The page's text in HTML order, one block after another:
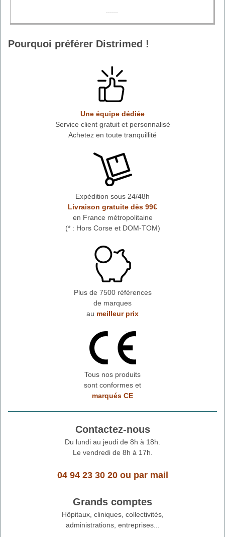
......
Pourquoi préférer Distrimed !
Une équipe dédiée
Service client gratuit et personnalisé
Achetez en toute tranquillité
Expédition sous 24/48h
Livraison gratuite dès 99€
en France métropolitaine
(* : Hors Corse et DOM-TOM)
Plus de 7500 références
de marques
au meilleur prix
Tous nos produits
sont conformes et
marqués CE
Contactez-nous
Du lundi au jeudi de 8h à 18h.
Le vendredi de 8h à 17h.
04 94 23 30 20ou par mail
Grands comptes
Hôpitaux, cliniques, collectivités,
administrations, entreprises...